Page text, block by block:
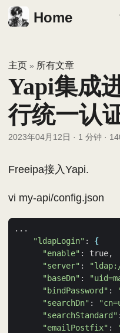
Home
主页 » 所有文章
Yapi集成
行统一认
2023年04月12日 · 1 分钟 ·
Freeipa接入Yapi.
vi my-api/config.json
"ldapLogin" : {
"enable"
"server" :
"baseDn" :
"bindPassword" :
"searchDn" :
"searchStandard"
"emailPostfix" :